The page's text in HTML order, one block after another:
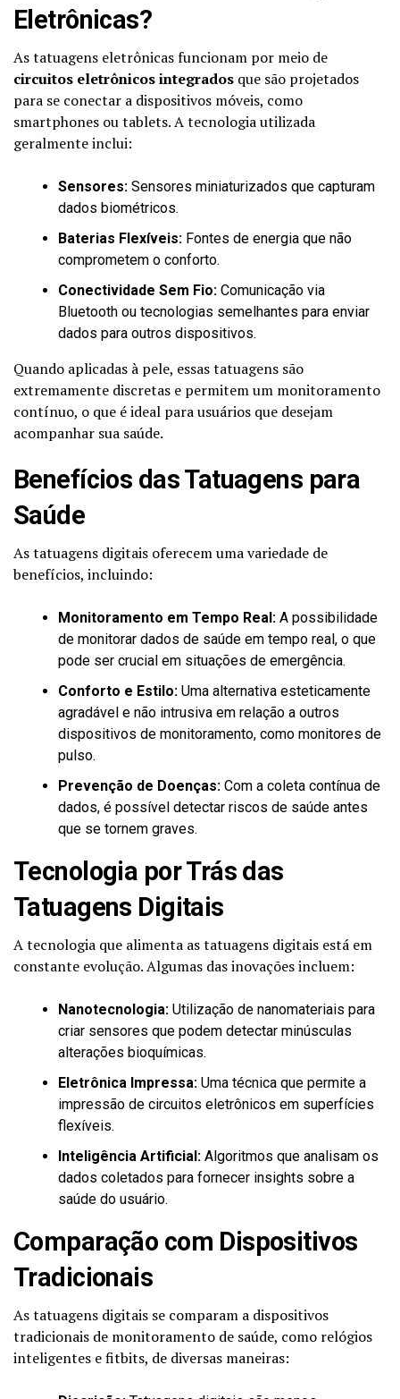
Eletrônicas?
As tatuagens eletrônicas funcionam por meio de
circuitos eletrônicos integrados que são projetados
para se conectar a dispositivos móveis, como
smartphones ou tablets. A tecnologia utilizada
geralmente inclui:
Sensores: Sensores miniaturizados que capturam
dados biométricos.
Baterias Flexíveis: Fontes de energia que não
comprometem o conforto.
Conectividade Sem Fio: Comunicação via
Bluetooth ou tecnologias semelhantes para enviar
dados para outros dispositivos.
Quando aplicadas à pele, essas tatuagens são
extremamente discretas e permitem um monitoramento
contínuo, o que é ideal para usuários que desejam
acompanhar sua saúde.
Benefícios das Tatuagens para
Saúde
As tatuagens digitais oferecem uma variedade de
benefícios, incluindo:
Monitoramento em Tempo Real: A possibilidade
de monitorar dados de saúde em tempo real, o que
pode ser crucial em situações de emergência.
Conforto e Estilo: Uma alternativa esteticamente
agradável e não intrusiva em relação a outros
dispositivos de monitoramento, como monitores de
pulso.
Prevenção de Doenças: Com a coleta contínua de
dados, é possível detectar riscos de saúde antes
que se tornem graves.
Tecnologia por Trás das
Tatuagens Digitais
A tecnologia que alimenta as tatuagens digitais está em
constante evolução. Algumas das inovações incluem:
Nanotecnologia: Utilização de nanomateriais para
criar sensores que podem detectar minúsculas
alterações bioquímicas.
Eletrônica Impressa: Uma técnica que permite a
impressão de circuitos eletrônicos em superfícies
flexíveis.
Inteligência Artificial: Algoritmos que analisam os
dados coletados para fornecer insights sobre a
saúde do usuário.
Comparação com Dispositivos
Tradicionais
As tatuagens digitais se comparam a dispositivos
tradicionais de monitoramento de saúde, como relógios
inteligentes e fitbits, de diversas maneiras: